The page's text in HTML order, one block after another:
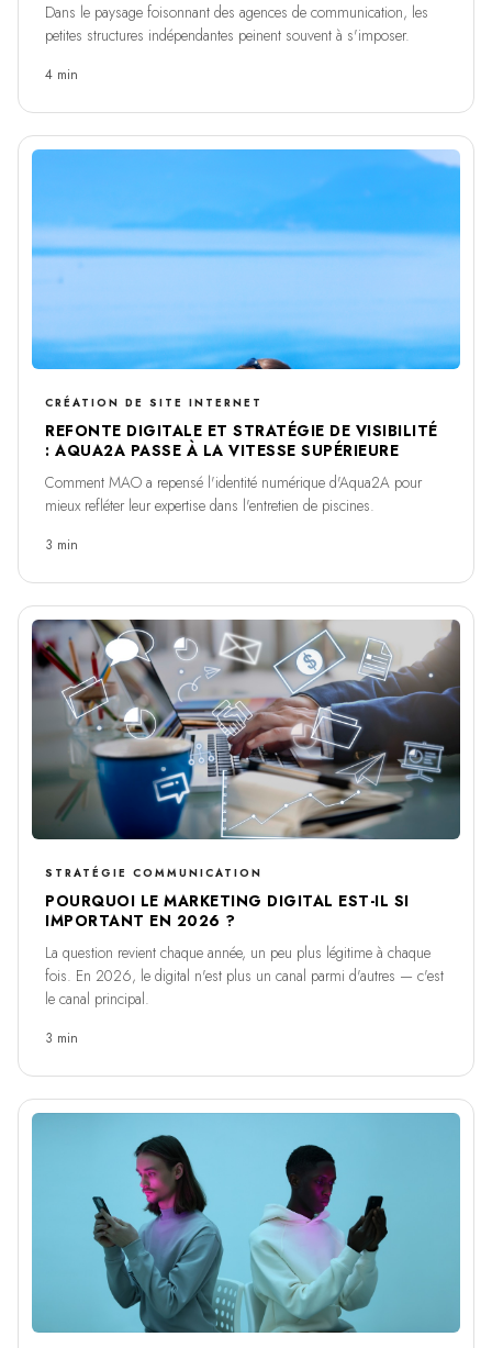
Dans le paysage foisonnant des agences de communication, les
petites structures indépendantes peinent souvent à s'imposer.
4 min
CRÉATION DE SITE INTERNET
REFONTE DIGITALE ET STRATÉGIE DE VISIBILITÉ
: AQUA2A PASSE À LA VITESSE SUPÉRIEURE
Comment MAO a repensé l'identité numérique d'Aqua2A pour
mieux refléter leur expertise dans l'entretien de piscines.
3 min
STRATÉGIE COMMUNICATION
POURQUOI LE MARKETING DIGITAL EST-IL SI
IMPORTANT EN 2026 ?
La question revient chaque année, un peu plus légitime à chaque
fois. En 2026, le digital n'est plus un canal parmi d'autres — c'est
le canal principal.
3 min